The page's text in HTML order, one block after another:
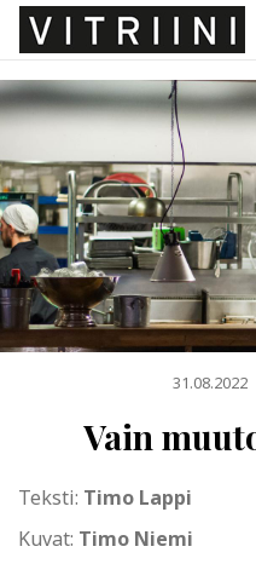
31.08.2022
Vain
Teksti: Timo Lappi
Kuvat: Timo Niemi